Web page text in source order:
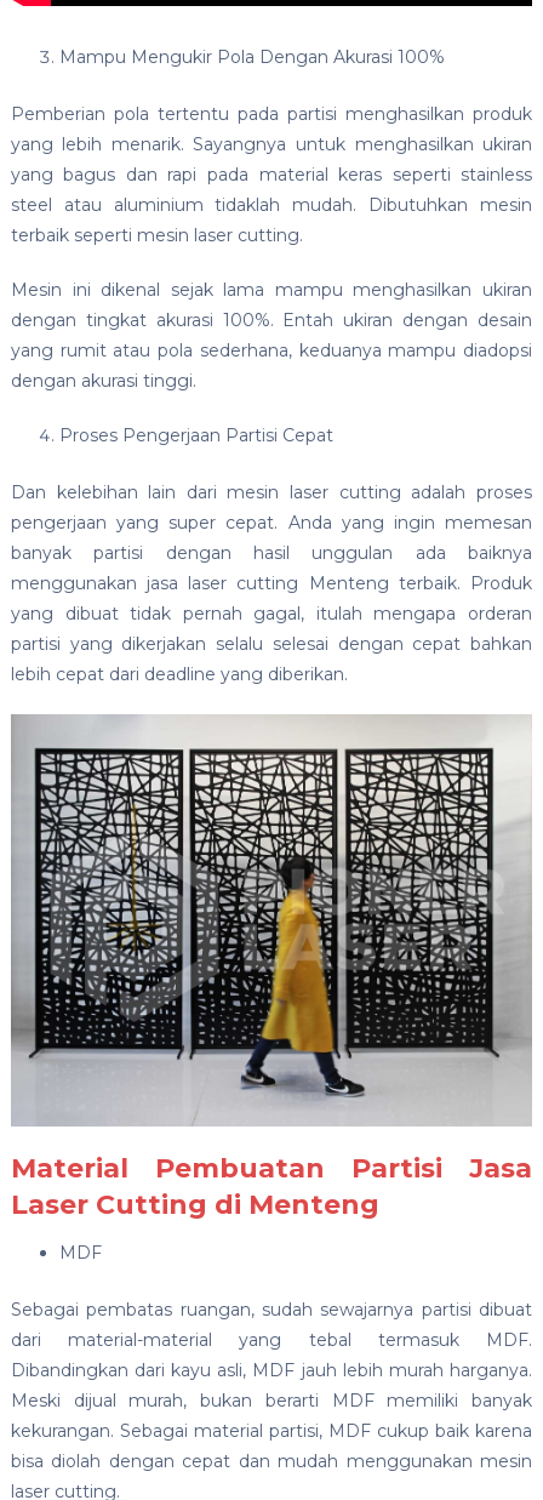
Mampu Mengukir Pola Dengan Akurasi 100%
Pemberian pola tertentu pada partisi menghasilkan produk
yang lebih menarik. Sayangnya untuk menghasilkan ukiran
yang bagus dan rapi pada material keras seperti stainless
steel atau aluminium tidaklah mudah. Dibutuhkan mesin
terbaik seperti mesin laser cutting.
Mesin ini dikenal sejak lama mampu menghasilkan ukiran
dengan tingkat akurasi 100%. Entah ukiran dengan desain
yang rumit atau pola sederhana, keduanya mampu diadopsi
dengan akurasi tinggi.
Proses Pengerjaan Partisi Cepat
Dan kelebihan lain dari mesin laser cutting adalah proses
pengerjaan yang super cepat. Anda yang ingin memesan
banyak partisi dengan hasil unggulan ada baiknya
menggunakan jasa laser cutting Menteng terbaik. Produk
yang dibuat tidak pernah gagal, itulah mengapa orderan
partisi yang dikerjakan selalu selesai dengan cepat bahkan
lebih cepat dari deadline yang diberikan.
Material Pembuatan Partisi Jasa
Laser Cutting di Menteng
MDF
Sebagai pembatas ruangan, sudah sewajarnya partisi dibuat
dari material-material yang tebal termasuk MDF.
Dibandingkan dari kayu asli, MDF jauh lebih murah harganya.
Meski dijual murah, bukan berarti MDF memiliki banyak
kekurangan. Sebagai material partisi, MDF cukup baik karena
bisa diolah dengan cepat dan mudah menggunakan mesin
laser cutting.